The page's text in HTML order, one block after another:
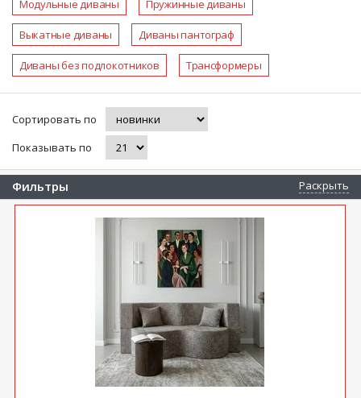
Модульные диваны Пружинные диваны
Выкатные диваны Диваны пантограф
Диваны без подлокотников Трансформеры
Сортировать по
Показывать по
Фильтры Раскрыть